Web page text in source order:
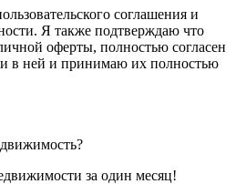
соглашения и
Я также подтверждаю что
оферты, полностью согласен
в ней и принимаю их полностью
за один месяц!